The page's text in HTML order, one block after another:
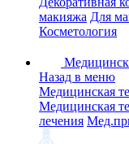
макияжа Для
Косметология
Назад в меню
Медицинская
Медицинская
лечения